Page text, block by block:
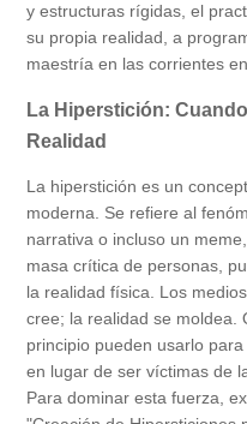
y estructuras rígidas, el
su propia realidad, a
maestría en las corrientes
La Hiperstición:
Realidad
La hiperstición es un
moderna. Se refiere al
narrativa o incluso un
masa crítica de personas,
la realidad física. Los
cree; la realidad se moldea.
principio pueden usarlo
en lugar de ser víctimas de
Para dominar esta fuerza,